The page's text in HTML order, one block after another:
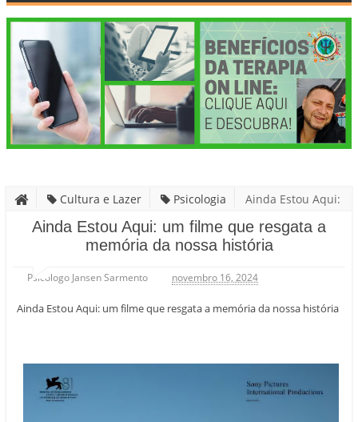
Cultura e Lazer Psicologia
Ainda Estou Aqui:
um filme que resgata a memória da nossa história
Ainda Estou Aqui: um filme que resgata a
memória da nossa história
Psicólogo Jansen Sarmento novembro 16, 2024
Ainda Estou Aqui: um filme que resgata a memória da nossa história